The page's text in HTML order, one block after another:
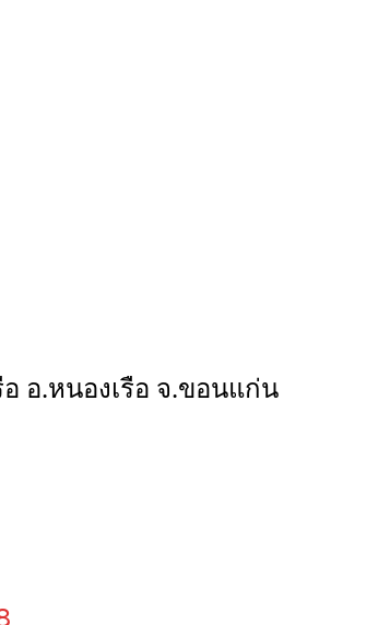
อ.หนองเรือ จ.ขอนแก่น